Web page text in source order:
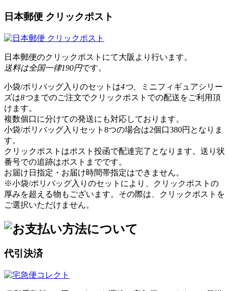
日本郵便 クリックポスト
日本郵便のクリックポストにて大阪より行います。
送料は全国一律190円です。
小袋/ポリバッグ入りのセットは4つ 、ミニフィギュアシリー
ズは8つまでのご注文でクリックポストでの配送をご利用頂
けます。
複数個口に分けての発送にも対応しております。
小袋/ポリバッグ入りセット8つの場合は2個口380円となりま
す。
クリックポストはポスト投函で配達完了となります。送り状
番号での追跡はポストまでです。
お届け日指定・お届け時間帯指定はできません。
※小袋/ポリバッグ入りのセットにより、クリックポストの
厚みを超える物もございます。その際は、クリックポストを
ご選択いただけません。
代引決済